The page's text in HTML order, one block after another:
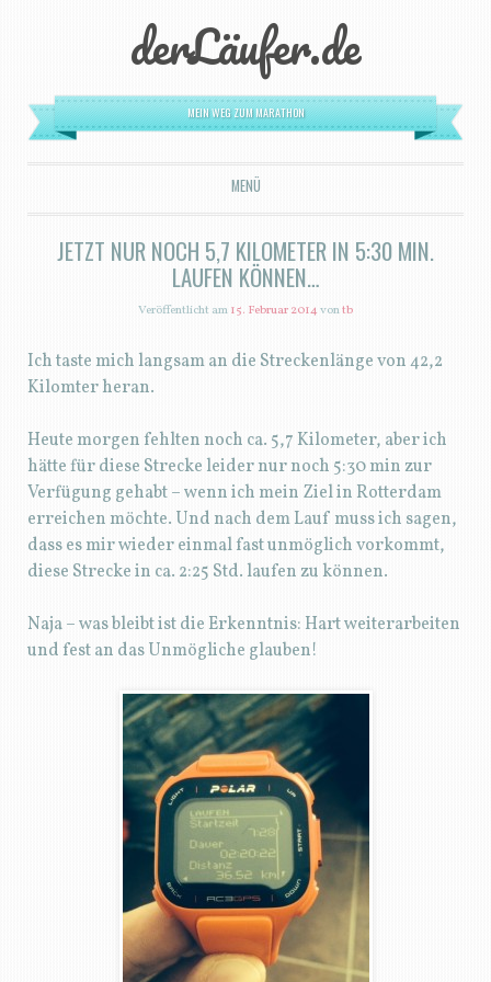
derLäufer.de
MEIN WEG ZUM MARATHON
MENÜ
ZUM INHALT SPRINGEN
JETZT NUR NOCH 5,7 KILOMETER IN 5:30 MIN.
LAUFEN KÖNNEN…
Veröffentlicht am15. Februar 2014vontb
Ich taste mich langsam an die Streckenlänge von 42,2
Kilomter heran.
Heute morgen fehlten noch ca. 5,7 Kilometer, aber ich
hätte für diese Strecke leider nur noch 5:30 min zur
Verfügung gehabt – wenn ich mein Ziel in Rotterdam
erreichen möchte. Und nach dem Lauf muss ich sagen,
dass es mir wieder einmal fast unmöglich vorkommt,
diese Strecke in ca. 2:25 Std. laufen zu können.
Naja – was bleibt ist die Erkenntnis: Hart weiterarbeiten
und fest an das Unmögliche glauben!